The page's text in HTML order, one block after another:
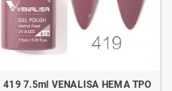
419 7.5ml VENALISA HEMA TPO